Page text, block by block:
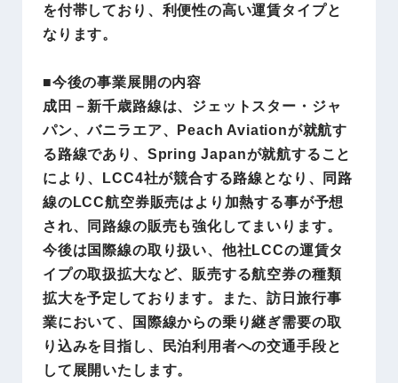
を付帯しており、利便性の高い運賃タイプと
なります。
■今後の事業展開の内容
成田－新千歳路線は、ジェットスター・ジャ
パン、バニラエア、Peach Aviationが就航す
る路線であり、Spring Japanが就航すること
により、LCC4社が競合する路線となり、同路
線のLCC航空券販売はより加熱する事が予想
され、同路線の販売も強化してまいります。
今後は国際線の取り扱い、他社LCCの運賃タ
イプの取扱拡大など、販売する航空券の種類
拡大を予定しております。また、訪日旅行事
業において、国際線からの乗り継ぎ需要の取
り込みを目指し、民泊利用者への交通手段と
して展開いたします。